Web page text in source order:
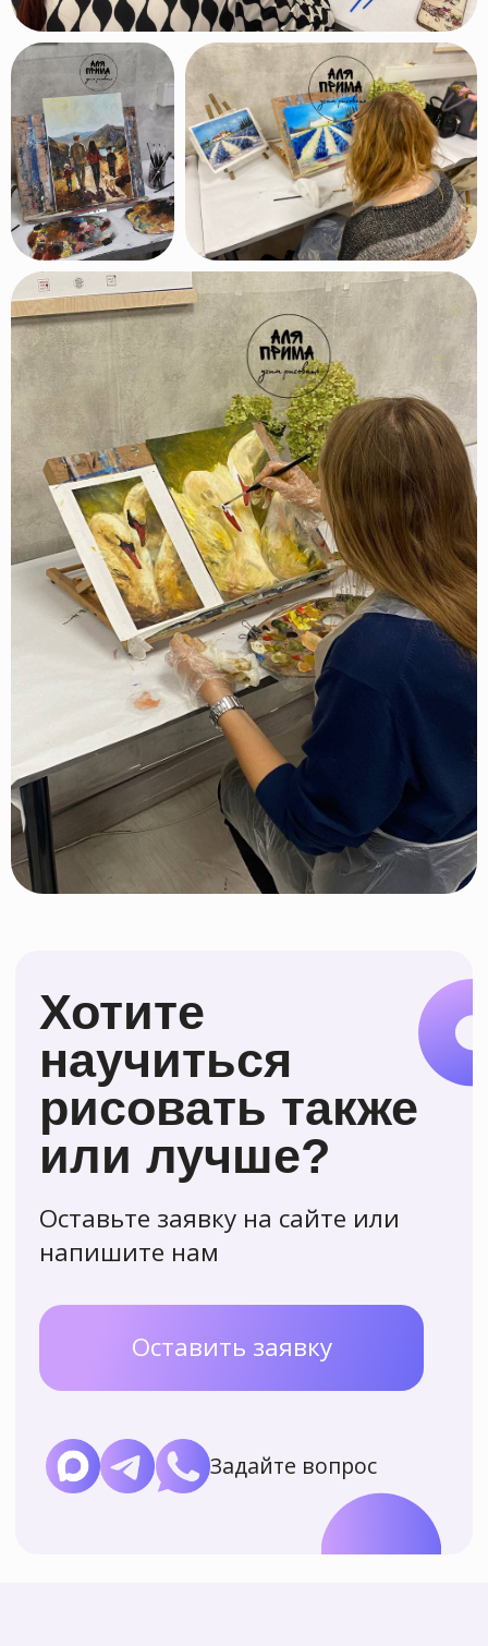
Фото с выставок
наших учеников
Несколько раз в год мы устраиваем
выставки картин наших учеников
в галереях Москвы. Хотите
и Вы участвовать в выставках?
Скорее записывайтесь в нашу
Поучаствовать в выставке